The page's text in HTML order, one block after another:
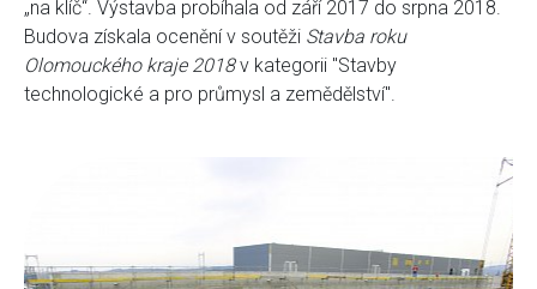
„na klíč“. Výstavba probíhala od září 2017 do srpna 2018.
Budova získala ocenění v soutěži Stavba roku
Olomouckého kraje 2018v kategorii "Stavby
technologické a pro průmysl a zemědělství".